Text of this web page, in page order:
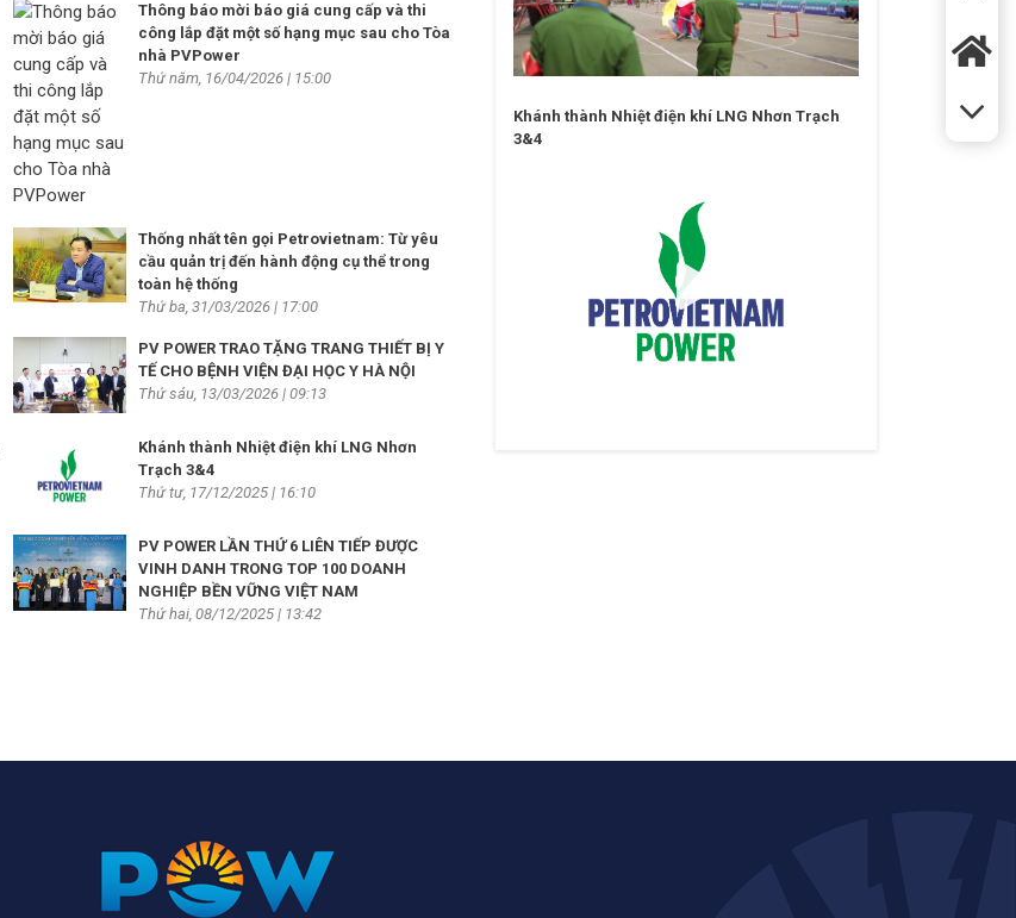
Thông báo mời báo giá cung cấp và thi
công lắp đặt một số hạng mục sau cho Tòa
nhà PVPower
Thứ năm, 16/04/2026 | 15:00
Thống nhất tên gọi Petrovietnam: Từ yêu
cầu quản trị đến hành động cụ thể trong
toàn hệ thống
Thứ ba, 31/03/2026 | 17:00
PV POWER TRAO TẶNG TRANG THIẾT BỊ Y
TẾ CHO BỆNH VIỆN ĐẠI HỌC Y HÀ NỘI
Thứ sáu, 13/03/2026 | 09:13
Khánh thành Nhiệt điện khí LNG Nhơn
Trạch 3&4
Thứ tư, 17/12/2025 | 16:10
PV POWER LẦN THỨ 6 LIÊN TIẾP ĐƯỢC
VINH DANH TRONG TOP 100 DOANH
NGHIỆP BỀN VỮNG VIỆT NAM
Thứ hai, 08/12/2025 | 13:42
Khánh thành Nhiệt điện khí LNG Nhơn Trạch
3&4